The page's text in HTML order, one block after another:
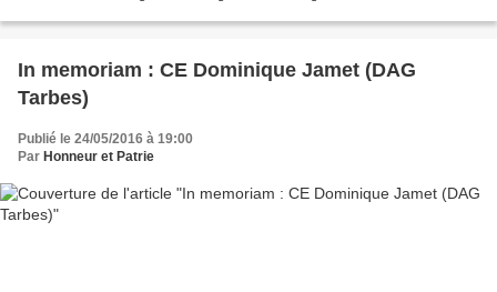
In memoriam : CE Dominique Jamet (DAG
Tarbes)
Publié le 24/05/2016 à 19:00
Par Honneur et Patrie